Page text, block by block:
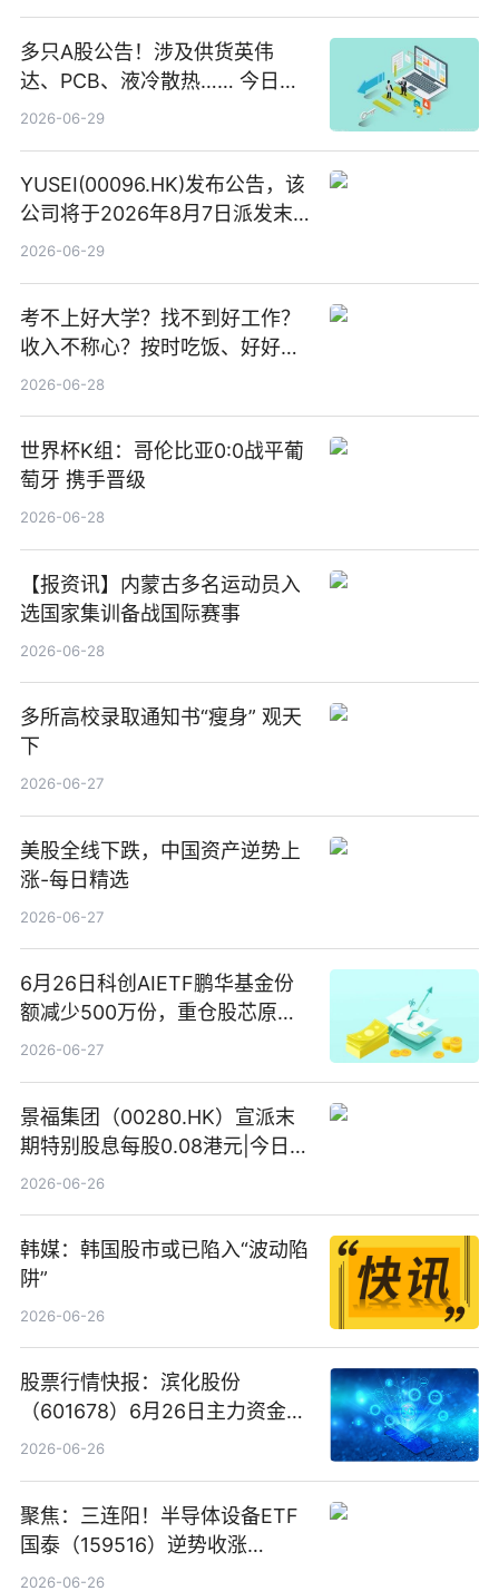
多只A股公告！涉及供货英伟
达、PCB、液冷散热…… 今日快
讯
2026-06-29
YUSEI(00096.HK)发布公告，该
公司将于2026年8月7日派发末
期股息每股人民币0.013元 每日
2026-06-29
考不上好大学？找不到好工作？
收入不称心？按时吃饭、好好睡
觉
2026-06-28
世界杯K组：哥伦比亚0:0战平葡
萄牙 携手晋级
2026-06-28
【报资讯】内蒙古多名运动员入
选国家集训备战国际赛事
2026-06-28
多所高校录取通知书“瘦身” 观天
下
2026-06-27
美股全线下跌，中国资产逆势上
涨-每日精选
2026-06-27
6月26日科创AIETF鹏华基金份
额减少500万份，重仓股芯原股
份、寒武纪、澜起科技 观速讯
2026-06-27
景福集团（00280.HK）宣派末
期特别股息每股0.08港元|今日快
看
2026-06-26
韩媒：韩国股市或已陷入“波动陷
阱”
2026-06-26
股票行情快报：滨化股份
（601678）6月26日主力资金净
卖出5964.34万元
2026-06-26
聚焦：三连阳！半导体设备ETF
国泰（159516）逆势收涨
3.5%，近10日累计净流入超65
2026-06-26